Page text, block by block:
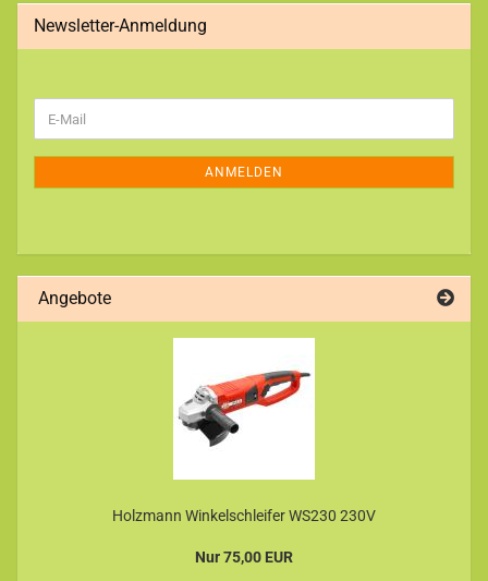
Newsletter-Anmeldung
ZUR
E-
Mail
ANMELDEN
Angebote
Holzmann Winkelschleifer WS230 230V
Nur 75,00 EUR